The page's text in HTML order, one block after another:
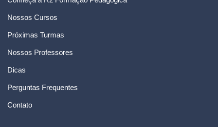
Nossos Cursos
Próximas Turmas
Nossos Professores
Dicas
Perguntas Frequentes
Contato